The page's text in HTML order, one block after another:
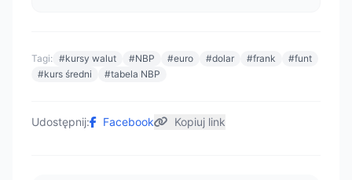
Tagi: #kursy walut #NBP #euro #dolar #frank
#funt
#kurs średni
#tabela NBP
Udostępnij: Facebook Kopiuj link